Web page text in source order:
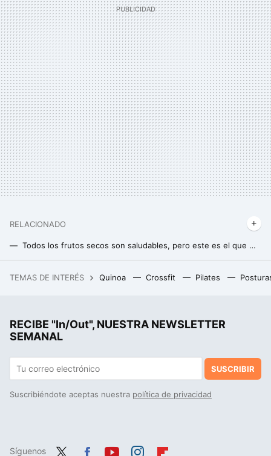
RELACIONADO
Todos los frutos secos son saludables, pero este es el que más proteínas tiene
TEMAS DE INTERÉS Quinoa Crossfit Pilates
RECIBE "In/Out", NUESTRA NEWSLETTER
SEMANAL
SUSCRIBIR
Suscribiéndote aceptas nuestra política de privacidad
Síguenos